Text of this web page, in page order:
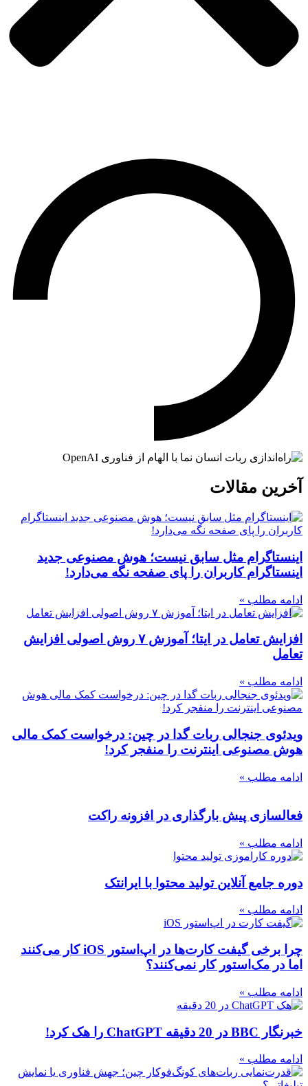
آخرین مقالات
اینستاگرام مثل سابق نیست؛ هوش مصنوعی جدید
اینستاگرام کاربران را پای صفحه نگه می‌دارد!
ادامه مطلب »
افزایش تعامل در ایتا؛ آموزش ۷ روش اصولی افزایش
تعامل
ادامه مطلب »
ویدئوی جنجالی ربات گدا در چین: درخواست کمک مالی
هوش مصنوعی اینترنت را منفجر کرد!
ادامه مطلب »
فعالسازی پیش بارگذاری در افزونه راکت
ادامه مطلب »
دوره جامع آنلاین تولید محتوا با ایرانتک
ادامه مطلب »
چرا برخی گیفت کارت‌ها در اپ‌استور iOS کار می‌کنند
اما در مک‌استور کار نمی‌کنند؟
ادامه مطلب »
خبرنگار BBC در 20 دقیقه ChatGPT را هک کرد!
ادامه مطلب »